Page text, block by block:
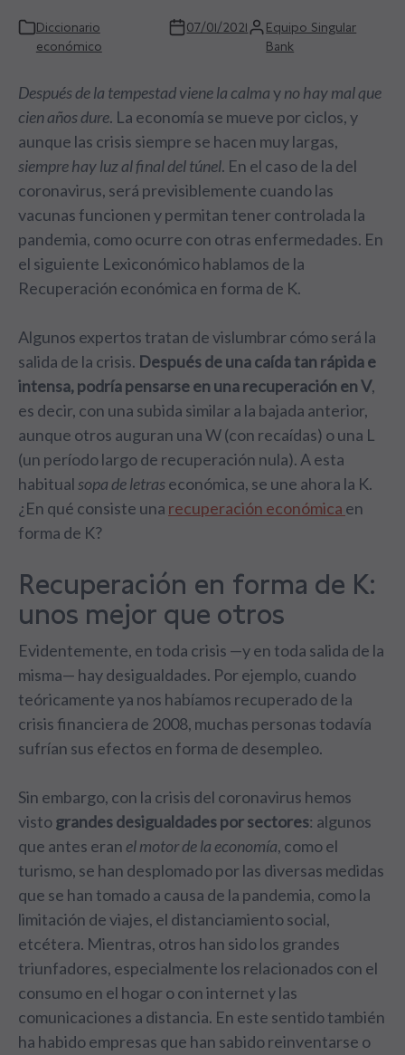
Diccionario
económico
07/01/2021
Equipo Singular
Bank
Después de la tempestad viene la calmayno hay mal que
cien años dure. La economía se mueve por ciclos, y
aunque las crisis siempre se hacen muy largas,
siempre hay luz al final del túnel. En el caso de la del
coronavirus, será previsiblemente cuando las
vacunas funcionen y permitan tener controlada la
pandemia, como ocurre con otras enfermedades. En
el siguiente Lexiconómico hablamos de la
Recuperación económica en forma de K.
Algunos expertos tratan de vislumbrar cómo será la
salida de la crisis. Después de una caída tan rápida e
intensa, podría pensarse en una recuperación en V,
es decir, con una subida similar a la bajada anterior,
aunque otros auguran una W (con recaídas) o una L
(un período largo de recuperación nula). A esta
habitualsopa de letraseconómica, se une ahora la K.
¿En qué consiste una recuperación económica en
forma de K?
Recuperación en forma de K:
unos mejor que otros
Evidentemente, en toda crisis —y en toda salida de la
misma— hay desigualdades. Por ejemplo, cuando
teóricamente ya nos habíamos recuperado de la
crisis financiera de 2008, muchas personas todavía
sufrían sus efectos en forma de desempleo.
Sin embargo, con la crisis del coronavirus hemos
vistograndes desigualdades por sectores: algunos
que antes eran el motor de la economía, como el
turismo, se han desplomado por las diversas medidas
que se han tomado a causa de la pandemia, como la
limitación de viajes, el distanciamiento social,
etcétera. Mientras, otros han sido los grandes
triunfadores, especialmente los relacionados con el
consumo en el hogar o con internet y las
comunicaciones a distancia. En este sentido también
ha habido empresas que han sabido reinventarse o